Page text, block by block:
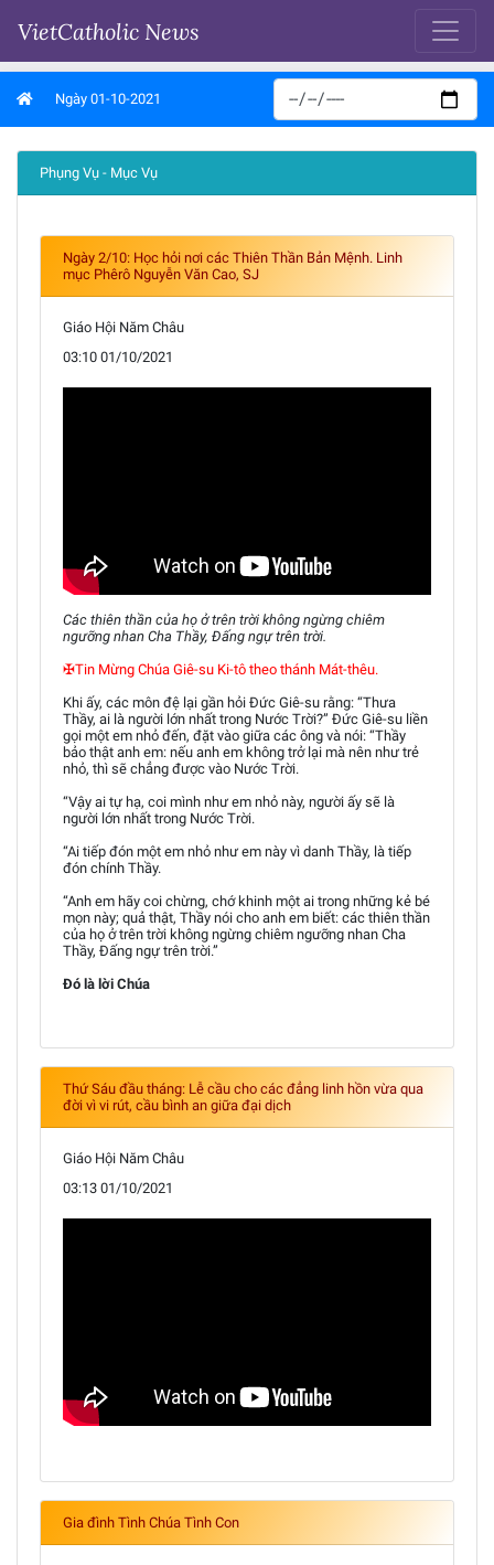
VietCatholic News
Ngày 01-10-2021
Phụng Vụ - Mục Vụ
Ngày 2/10: Học hỏi nơi các Thiên Thần Bản Mệnh. Linh
mục Phêrô Nguyễn Văn Cao, SJ
Giáo Hội Năm Châu
03:10 01/10/2021
Các thiên thần của họ ở trên trời không ngừng chiêm
ngưỡng nhan Cha Thầy, Đấng ngự trên trời.
✠Tin Mừng Chúa Giê-su Ki-tô theo thánh Mát-thêu.
Khi ấy, các môn đệ lại gần hỏi Đức Giê-su rằng: “Thưa
Thầy, ai là người lớn nhất trong Nước Trời?” Đức Giê-su liền
gọi một em nhỏ đến, đặt vào giữa các ông và nói: “Thầy
bảo thật anh em: nếu anh em không trở lại mà nên như trẻ
nhỏ, thì sẽ chẳng được vào Nước Trời.
“Vậy ai tự hạ, coi mình như em nhỏ này, người ấy sẽ là
người lớn nhất trong Nước Trời.
“Ai tiếp đón một em nhỏ như em này vì danh Thầy, là tiếp
đón chính Thầy.
“Anh em hãy coi chừng, chớ khinh một ai trong những kẻ bé
mọn này; quả thật, Thầy nói cho anh em biết: các thiên thần
của họ ở trên trời không ngừng chiêm ngưỡng nhan Cha
Thầy, Đấng ngự trên trời.”
Đó là lời Chúa
Thứ Sáu đầu tháng: Lễ cầu cho các đẳng linh hồn vừa qua
đời vì vi rút, cầu bình an giữa đại dịch
Giáo Hội Năm Châu
03:13 01/10/2021
Gia đình Tình Chúa Tình Con